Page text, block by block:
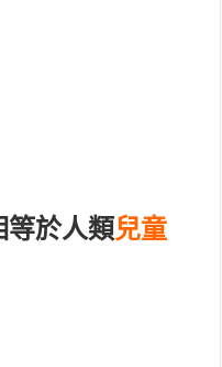
等於人類兒童